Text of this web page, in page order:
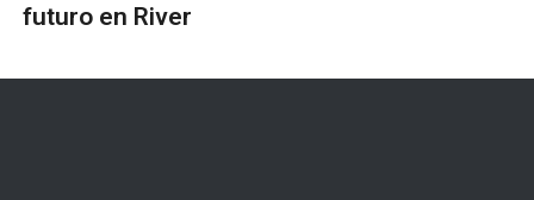
futuro en River